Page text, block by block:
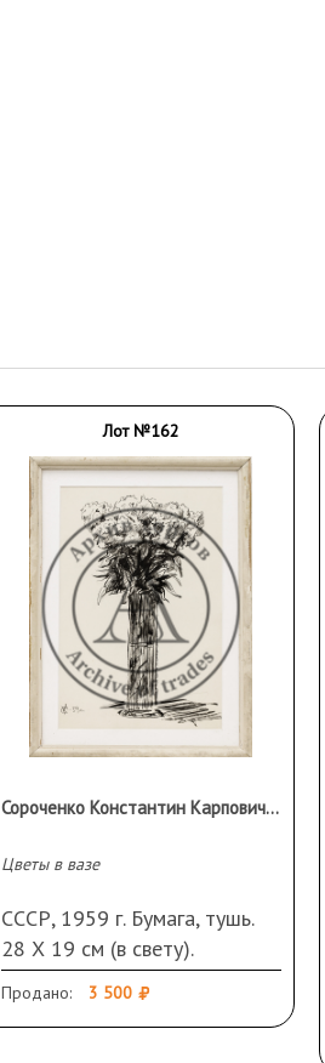
Лот №162
Сороченко Константин Карпович (1912–1987)
Цветы в вазе
СССР, 1959 г. Бумага, тушь.
28 Х 19 см (в свету).
Подпись и дата слева внизу.
В раме, паспарту.
Продано: 3 500